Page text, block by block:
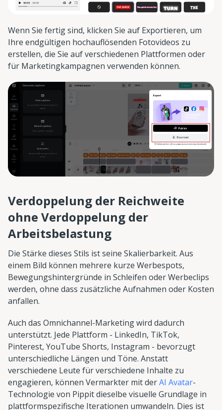
Wenn Sie fertig sind, klicken Sie auf Exportieren, um
Ihre endgültigen hochauflösenden Fotovideos zu
erstellen, die Sie auf verschiedenen Plattformen oder
für Marketingkampagnen verwenden können.
Verdoppelung der Reichweite
ohne Verdoppelung der
Arbeitsbelastung
Die Stärke dieses Stils ist seine Skalierbarkeit. Aus
einem Bild können mehrere kurze Werbespots,
Bewegungshintergründe in Schleifen oder Werbeclips
werden, ohne dass zusätzliche Aufnahmen oder Kosten
anfallen.
Auch das Omnichannel-Marketing wird dadurch
unterstützt. Jede Plattform - LinkedIn, TikTok,
Pinterest, YouTube Shorts, Instagram - bevorzugt
unterschiedliche Längen und Töne. Anstatt
verschiedene Leute für verschiedene Inhalte zu
engagieren, können Vermarkter mit derAI Avatar-
Technologie von Pippit dieselbe visuelle Grundlage in
plattformspezifische Iterationen umwandeln. Dies ist